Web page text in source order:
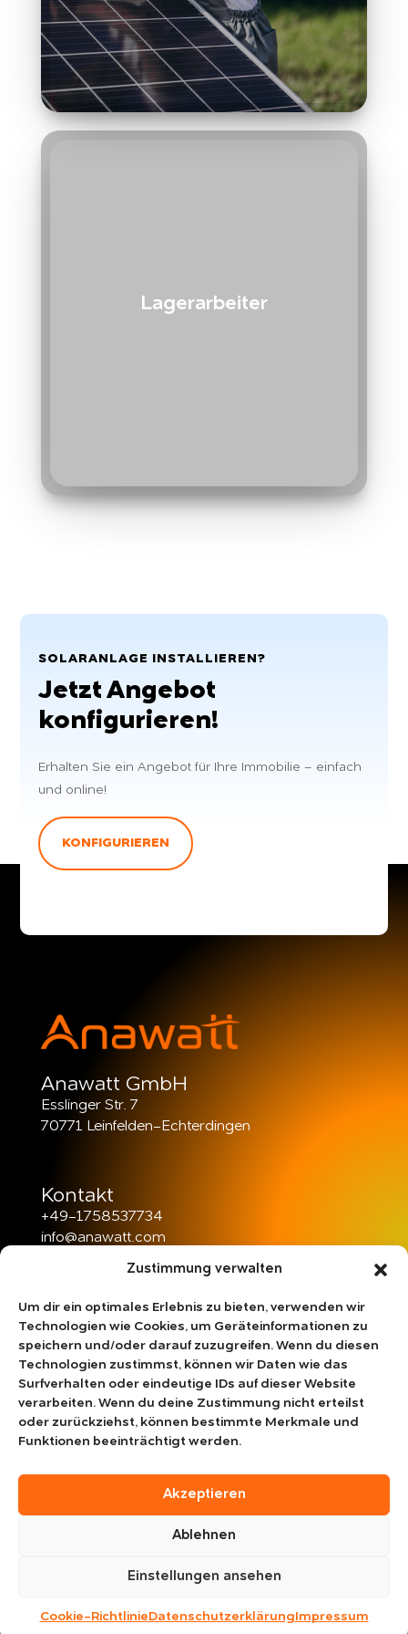
Zustimmung verwalten
Um dir ein optimales Erlebnis zu bieten, verwenden wir
Technologien wie Cookies, um Geräteinformationen zu
speichern und/oder darauf zuzugreifen. Wenn du diesen
Technologien zustimmst, können wir Daten wie das
Surfverhalten oder eindeutige IDs auf dieser Website
verarbeiten. Wenn du deine Zustimmung nicht erteilst
oder zurückziehst, können bestimmte Merkmale und
Funktionen beeinträchtigt werden.
Akzeptieren
Ablehnen
Einstellungen ansehen
Cookie-Richtlinie Datenschutzerklärung Impressum
Lagerarbeiter
SOLARANLAGE INSTALLIEREN?
Jetzt Angebot
konfigurieren!
Erhalten Sie ein Angebot für Ihre Immobilie – einfach
und online!
KONFIGURIEREN
Anawatt GmbH
Esslinger Str. 7
70771 Leinfelden-Echterdingen
Kontakt
+49-1758537734
info@anawatt.com
Mo – Fr：09:00 – 20:00
Sa – So：10:00 – 18:00
Rechtliches
Impressum
Datenschutzerklärung
Cookie-Richtlinie